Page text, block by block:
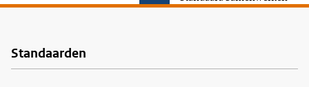
Voet
Standaarden